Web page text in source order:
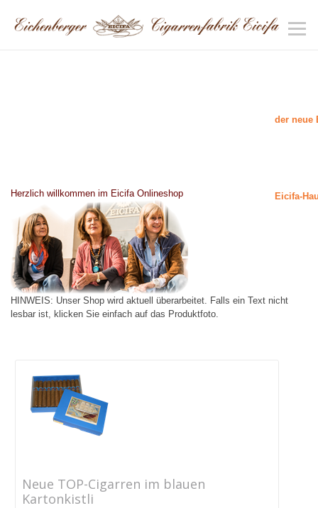
Herzlich willkommen im Eicifa Onlineshop
der neue
Eicifa-
HINWEIS: Unser Shop wird aktuell überarbeitet. Falls ein Text nicht
lesbar ist, klicken Sie einfach auf das Produktfoto.
Neue TOP-Cigarren im blauen
Kartonkistli